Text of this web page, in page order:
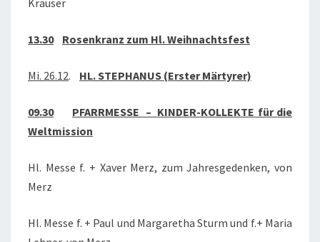
Krauser
13.30 Rosenkranz zum Hl. Weihnachtsfest
Mi. 26.12. HL. STEPHANUS (Erster Märtyrer)
09.30 PFARRMESSE – KINDER-KOLLEKTE für die
Weltmission
Hl. Messe f. + Xaver Merz, zum Jahresgedenken, von
Merz
Hl. Messe f. + Paul und Margaretha Sturm und f.+ Maria